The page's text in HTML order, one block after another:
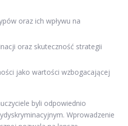
oraz ich wpływu na
oraz skuteczność strategii
jako wartości wzbogacającej
byli odpowiednio
Wprowadzenie